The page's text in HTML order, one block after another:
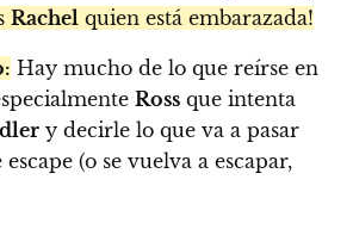
Rachel quien está embarazada!
Hay mucho de lo que reírse en
Ross que intenta
y decirle lo que va a pasar
(o se vuelva a escapar,